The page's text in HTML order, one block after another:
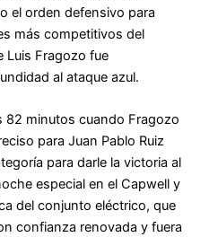
el orden defensivo para
más competitivos del
Luis Fragozo fue
al ataque azul.
82 minutos cuando Fragozo
para Juan Pablo Ruiz
para darle la victoria al
especial en el Capwell y
del conjunto eléctrico, que
confianza renovada y fuera